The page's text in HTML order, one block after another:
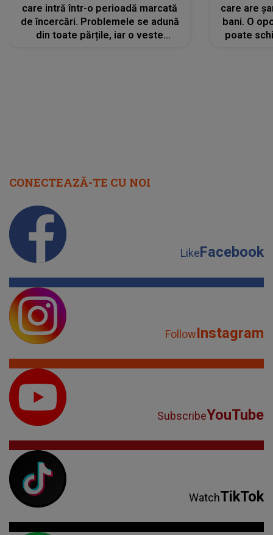
care intră într-o perioadă marcată
de încercări. Problemele se adună
din toate părțile, iar o veste
care are
bani. O
poate
CONECTEAZĂ-TE CU NOI
LikeFacebook
FollowInstagram
SubscribeYouTube
WatchTikTok